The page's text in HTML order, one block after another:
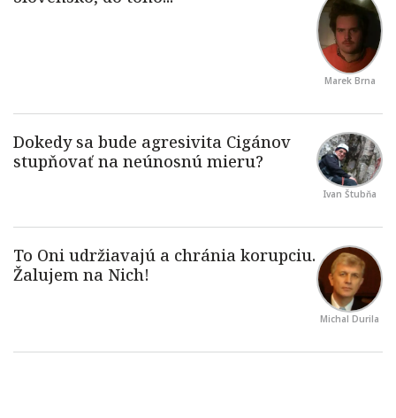
Marek Brna
Ivan Štubňa
Michal Durila